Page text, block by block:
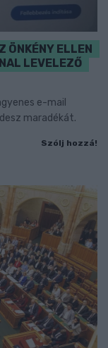
ÖNKÉNY ELLEN
LEVELEZŐ
e-mail
maradékát.
Szólj hozzá!